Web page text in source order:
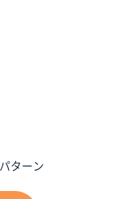
パターン